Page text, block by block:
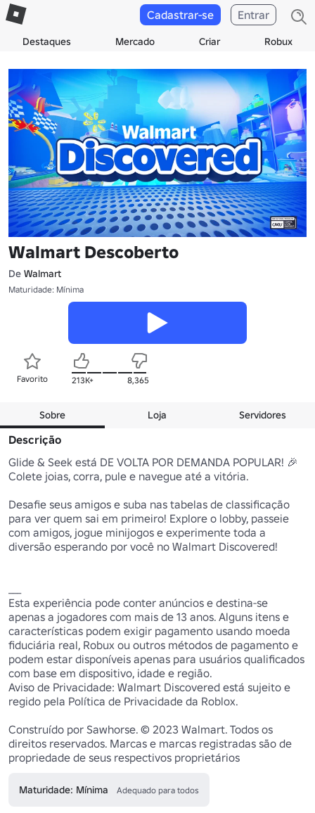
Destaques Mercado Criar Robux
Cadastrar-se Entrar
Walmart Descoberto
De Walmart
Maturidade: Mínima
Favorito 213K+ 8,365
Sobre Loja Servidores
Descrição
Glide & Seek está DE VOLTA POR DEMANDA POPULAR! 🎉
Colete joias, corra, pule e navegue até a vitória.
Desafie seus amigos e suba nas tabelas de classificação
para ver quem sai em primeiro! Explore o lobby, passeie
com amigos, jogue minijogos e experimente toda a
diversão esperando por você no Walmart Discovered!
Esta experiência pode conter anúncios e destina-se
apenas a jogadores com mais de 13 anos. Alguns itens e
características podem exigir pagamento usando moeda
fiduciária real, Robux ou outros métodos de pagamento e
podem estar disponíveis apenas para usuários qualificados
com base em dispositivo, idade e região.
Aviso de Privacidade: Walmart Discovered está sujeito e
regido pela Política de Privacidade da Roblox.
Construído por Sawhorse. © 2023 Walmart. Todos os
direitos reservados. Marcas e marcas registradas são de
propriedade de seus respectivos proprietários
Maturidade: Mínima Adequado para todos